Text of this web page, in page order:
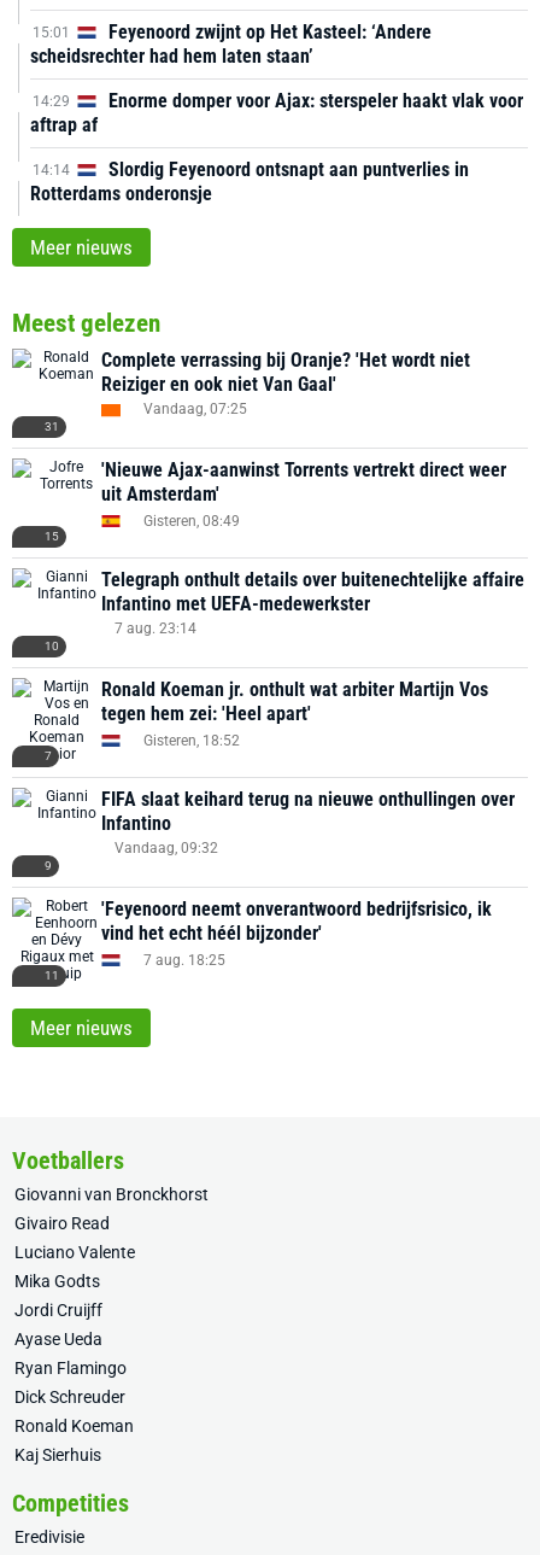
15:01
Feyenoord zwijnt op Het Kasteel: ‘Andere
scheidsrechter had hem laten staan’
14:29
Enorme domper voor Ajax: sterspeler haakt vlak voor
aftrap af
14:14
Slordig Feyenoord ontsnapt aan puntverlies in
Rotterdams onderonsje
Meer nieuws
Meest gelezen
31
Complete verrassing bij Oranje? 'Het wordt niet
Reiziger en ook niet Van Gaal'
Vandaag, 07:25
15
'Nieuwe Ajax-aanwinst Torrents vertrekt direct weer
uit Amsterdam'
Gisteren, 08:49
10
Telegraph onthult details over buitenechtelijke affaire
Infantino met UEFA-medewerkster
7 aug. 23:14
7
Ronald Koeman jr. onthult wat arbiter Martijn Vos
tegen hem zei: 'Heel apart'
Gisteren, 18:52
9
FIFA slaat keihard terug na nieuwe onthullingen over
Infantino
Vandaag, 09:32
11
'Feyenoord neemt onverantwoord bedrijfsrisico, ik
vind het echt héél bijzonder'
7 aug. 18:25
Meer nieuws
Voetballers
Giovanni van Bronckhorst
Givairo Read
Luciano Valente
Mika Godts
Jordi Cruijff
Ayase Ueda
Ryan Flamingo
Dick Schreuder
Ronald Koeman
Kaj Sierhuis
Competities
Eredivisie